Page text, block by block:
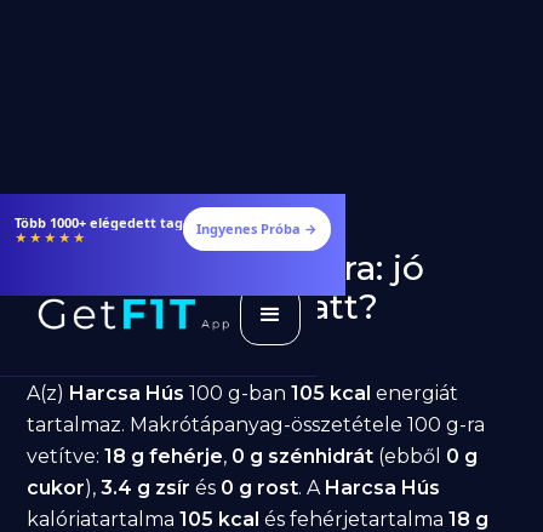
Több 1000+ elégedett tag
★★★★★ Ingyenes Próba →
Harcsa Hús fogyásra: jó
választás diéta alatt?
A(z) Harcsa Hús 100 g-ban105 kcal energiát
tartalmaz. Makrótápanyag-összetétele 100 g-ra
vetítve:18 g fehérje, 0 g szénhidrát (ebből 0 g
cukor),3.4 g zsír és 0 g rost. A Harcsa Hús
kalóriatartalma105 kcal és fehérjetartalma18 g